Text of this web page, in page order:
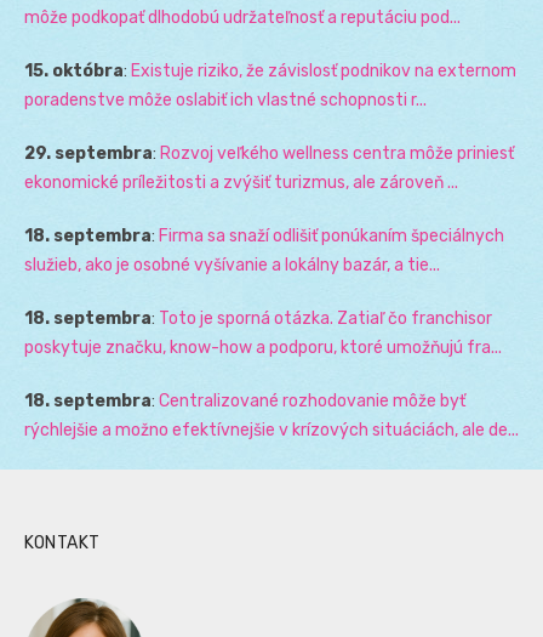
môže podkopať dlhodobú udržateľnosť a reputáciu pod...
15. októbra: Existuje riziko, že závislosť podnikov na externom
poradenstve môže oslabiť ich vlastné schopnosti r...
29. septembra: Rozvoj veľkého wellness centra môže priniesť
ekonomické príležitosti a zvýšiť turizmus, ale zároveň ...
18. septembra: Firma sa snaží odlišiť ponúkaním špeciálnych
služieb, ako je osobné vyšívanie a lokálny bazár, a tie...
18. septembra: Toto je sporná otázka. Zatiaľ čo franchisor
poskytuje značku, know-how a podporu, ktoré umožňujú fra...
18. septembra: Centralizované rozhodovanie môže byť
rýchlejšie a možno efektívnejšie v krízových situáciách, ale de...
KONTAKT